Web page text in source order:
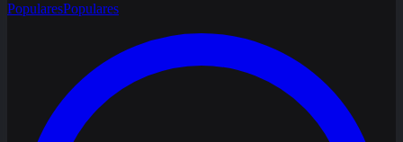
PopularesPopulares